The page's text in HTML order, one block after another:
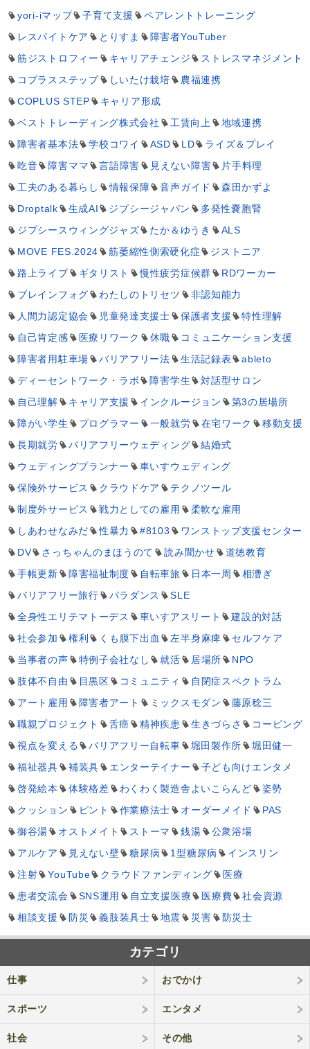
yori-iマップ
子育て支援
ペアレントトレーニング
レスパイトケア
とりすま
障害者YouTuber
筋ジストロフィー
キャリアチェンジ
ストレスマネジメント
コプラスステップ
しいたけ栽培
農福連携
COPLUS STEP
キャリア形成
ベストトレーディング株式会社
工賃向上
地域連携
障害者基本法
学校コワイ ASD LD
ライズ＆プレイ
吃音
障害ママ 言語障害 見えない障害
片手料理
工夫のある暮らし
情報保障 音声ガイド
森田かずよ
Droptalk
生成AI ジプシージャパン
多発性嚢胞腎
ジプシースウィングジャズ
たか＆ゆうき
ALS
MOVE FES.2024
筋萎縮性側索硬化症
ジストニア
路上ライブ
ギタリスト 慢性疲労症候群
RDワーカー
ブレインフォグ
わたしのトリセツ
非認知能力
人間力認定協会
児童発達支援士 保護者支援
特性理解
自己肯定感
医療リワーク 休職
コミュニケーション支援
障害者用駐車場
バリアフリー法 生活記録表
ableto
ディーセントワーク・ラボ
障害学生
対話型サロン
自己理解
キャリア支援 インクルージョン
第3の居場所
障がい学生
プログラマー 一般就労 在宅ワーク
移動支援
長期就労
バリアフリーウェディング
結婚式
ウェディングプランナー
車いすウェディング
保険外サービス
クラウドケア
テクノツール
制度外サービス
戦力としての雇用
柔軟な雇用
しあわせなみだ
性暴力 #8103
ワンストップ支援センター
DV
さっちゃんのまほうのて 読み聞かせ
道徳教育
手帳更新
障害福祉制度 自転車旅 日本一周
相漕ぎ
バリアフリー旅行
パラダンス
SLE
全身性エリテマトーデス
車いすアスリート
建設的対話
社会参加
権利 くも膜下出血 左半身麻痺
セルフケア
当事者の声
特例子会社なし 就活 居場所
NPO
肢体不自由
目黒区 コミュニティ
自閉症スペクトラム
アート雇用
障害者アート ミックスモダン
藤原稔三
職親プロジェクト
舌癌 精神疾患 生きづらさ
コーピング
視点を変える
バリアフリー自転車 堀田製作所
堀田健一
福祉器具
補装具 エンターテイナー
子ども向けエンタメ
啓発絵本
体験格差 わくわく製造舎よいこらんど
姿勢
クッション
ピント 作業療法士 オーダーメイド
PAS
御谷湯
オストメイト ストーマ 銭湯
公衆浴場
アルケア
見えない壁 糖尿病 1型糖尿病
インスリン
注射
YouTube クラウドファンディング
医療
患者交流会
SNS運用 自立支援医療 医療費
社会資源
相談支援
防災 義肢装具士 地震 災害 防災士
カテゴリ
仕事 おでかけ
スポーツ エンタメ
社会 その他